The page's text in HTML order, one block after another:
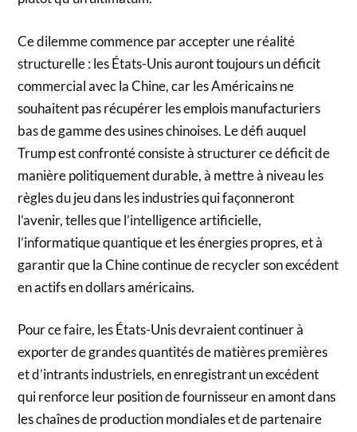
Ce dilemme commence par accepter une réalité
structurelle : les États-Unis auront toujours un déficit
commercial avec la Chine, car les Américains ne
souhaitent pas récupérer les emplois manufacturiers
bas de gamme des usines chinoises. Le défi auquel
Trump est confronté consiste à structurer ce déficit de
manière politiquement durable, à mettre à niveau les
règles du jeu dans les industries qui façonneront
l’avenir, telles que l’intelligence artificielle,
l’informatique quantique et les énergies propres, et à
garantir que la Chine continue de recycler son excédent
en actifs en dollars américains.
Pour ce faire, les États-Unis devraient continuer à
exporter de grandes quantités de matières premières
et d’intrants industriels, en enregistrant un excédent
qui renforce leur position de fournisseur en amont dans
les chaînes de production mondiales et de partenaire